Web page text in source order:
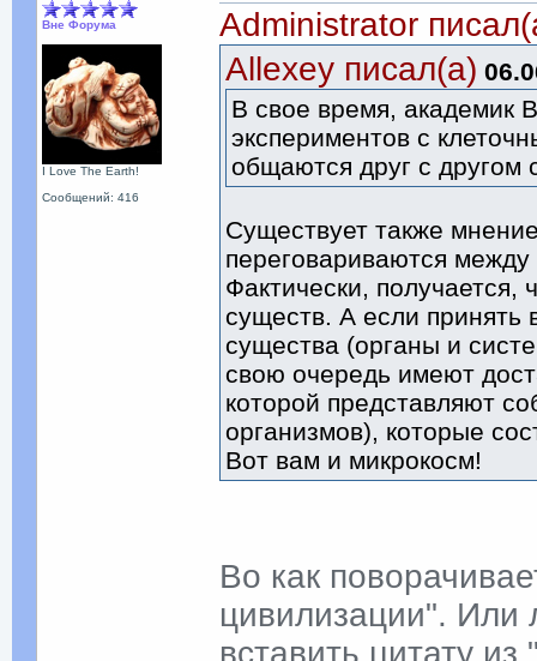
Вне Форума
I Love The Earth!
Сообщений: 416
Administrator
Allexey писал(а)
В свое время, академик
экспериментов с
общаются друг с другом
Существует также
переговариваются
Фактически, получается,
существ. А если
существа (органы и
свою очередь имеют
которой представляют
организмов), которые
Вот вам и микрокосм!
Во как
цивилизации". Или
вставить цитату